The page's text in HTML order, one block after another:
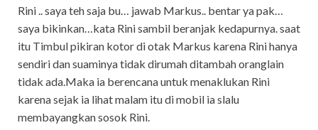
Rini .. saya teh saja bu… jawab Markus.. bentar ya pak…
saya bikinkan…kata Rini sambil beranjak kedapurnya. saat
itu Timbul pikiran kotor di otak Markus karena Rini hanya
sendiri dan suaminya tidak dirumah ditambah oranglain
tidak ada.Maka ia berencana untuk menaklukan Rini
karena sejak ia lihat malam itu di mobil ia slalu
membayangkan sosok Rini.